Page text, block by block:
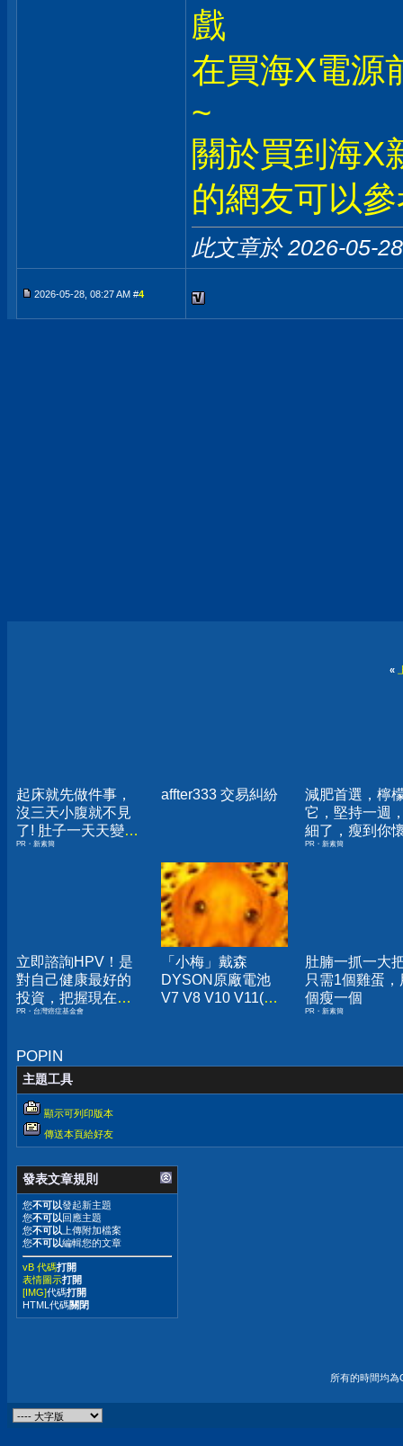
戲
在買海X電源
~
關於買到海X
的網友可以
此文章於 2026-05-
2026-05-28, 08:27 AM #4
«
起床就先做件事，
沒三天小腹就不見
了! 肚子一天天變
小！
PR・新素簡
affter333 交易糾紛
減肥首選，檸
它，堅持一週
細了，瘦到你
人生
PR・新素簡
立即諮詢HPV！是
對自己健康最好的
投資，把握現在不
嫌晚！
PR・台灣癌症基金會
「小梅」戴森
DYSON原廠電池
V7 V8 V10 V11(吸
肚腩一抓一大
只需1個雞蛋，
個瘦一個
PR・新素簡
POPIN
主題工具
顯示可列印版本
傳送本頁給好友
發表文章規則
您不可以發起新主題
您不可以 回應主題
您不可以 上傳附加檔案
您不可以編輯您的文章
vB 代碼打開
表情圖示打開
[IMG]代碼打開
HTML代碼關閉
所有的時間均為